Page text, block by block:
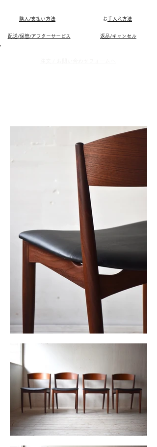
購入/支払い方法 ​お手入れ方法
配送/保管/アフターサービス 返品/キャンセル